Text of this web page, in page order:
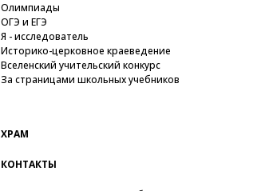
Олимпиады
ОГЭ и ЕГЭ
Я - исследователь
Историко-церковное краеведение
Вселенский учительский конкурс
За страницами школьных учебников
ХРАМ
КОНТАКТЫ